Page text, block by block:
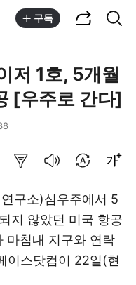
구독
저 1호, 5개월
[우주로 간다]
구소)심우주에서 5
지 않았던 미국 항공
마침내 지구와 연락
이스닷컴이 22일(현